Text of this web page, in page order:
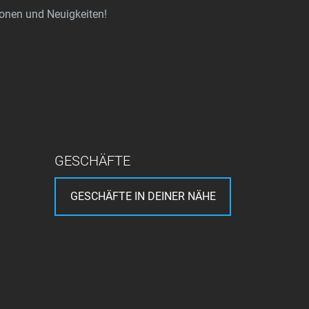
und Neuigkeiten!
GESCHÄFTE
GESCHÄFTE IN DEINER NÄHE